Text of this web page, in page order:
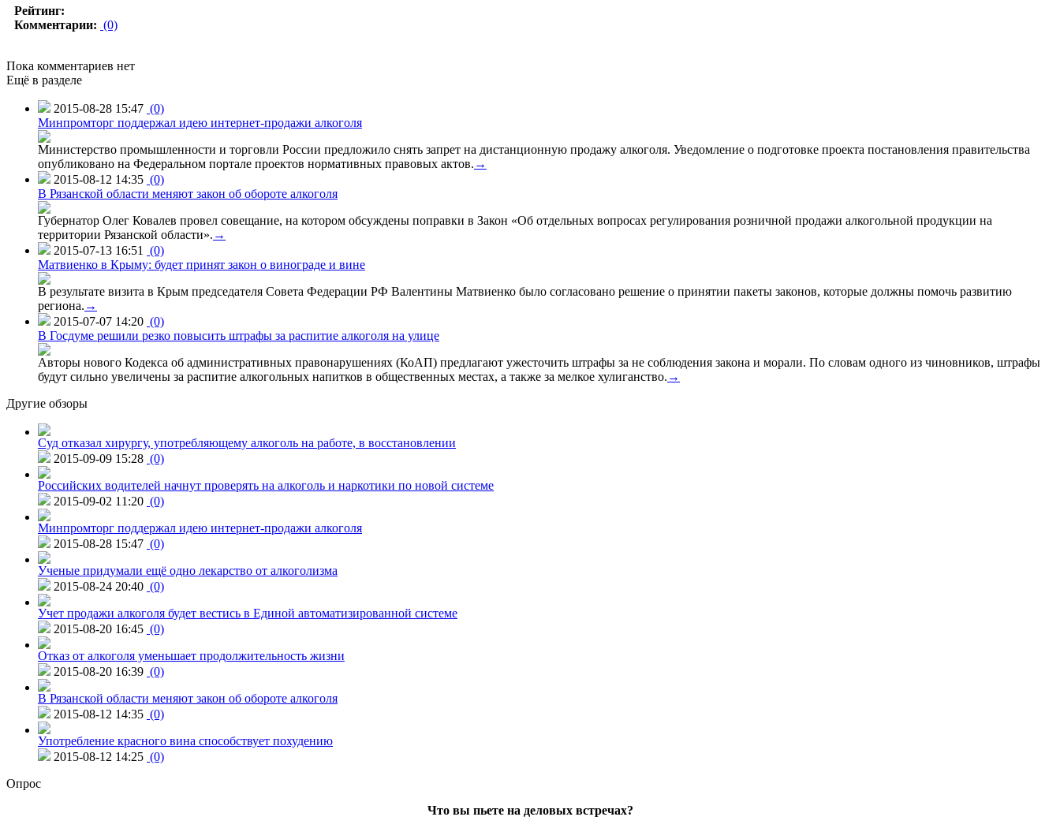
Рейтинг:
Комментарии: (0)
Пока комментариев нет
Ещё в разделе
2015-08-28 15:47 (0)
Минпромторг поддержал идею интернет-продажи алкоголя
Министерство промышленности и торговли России предложило снять запрет на дистанционную продажу алкоголя. Уведомление о подготовке проекта постановления правительства
опубликовано на Федеральном портале проектов нормативных правовых актов. →
2015-08-12 14:35 (0)
В Рязанской области меняют закон об обороте алкоголя
Губернатор Олег Ковалев провел совещание, на котором обсуждены поправки в Закон «Об отдельных вопросах регулирования розничной продажи алкогольной продукции на
территории Рязанской области». →
2015-07-13 16:51
(0)
Матвиенко в Крыму: будет принят закон о винограде и вине
В результате визита в Крым председателя Совета Федерации РФ Валентины Матвиенко было согласовано решение о принятии пакеты законов, которые должны помочь развитию
региона. →
2015-07-07 14:20 (0)
В Госдуме решили резко повысить штрафы за распитие алкоголя на улице
Авторы нового Кодекса об административных правонарушениях (КоАП) предлагают ужесточить штрафы за не соблюдения закона и морали. По словам одного из чиновников, штрафы
будут сильно увеличены за распитие алкогольных напитков в общественных местах, а также за мелкое хулиганство. →
Другие обзоры
Суд отказал хирургу, употребляющему алкоголь на работе, в восстановлении
2015-09-09 15:28 (0)
Российских водителей начнут проверять на алкоголь и наркотики по новой системе
2015-09-02 11:20 (0)
Минпромторг поддержал идею интернет-продажи алкоголя
2015-08-28 15:47 (0)
Ученые придумали ещё одно лекарство от алкоголизма
2015-08-24 20:40 (0)
Учет продажи алкоголя будет вестись в Единой автоматизированной системе
2015-08-20 16:45 (0)
Отказ от алкоголя уменьшает продолжительность жизни
2015-08-20 16:39 (0)
В Рязанской области меняют закон об обороте алкоголя
2015-08-12 14:35 (0)
Употребление красного вина способствует похудению
2015-08-12 14:25 (0)
Опрос
Что вы пьете на деловых встречах?